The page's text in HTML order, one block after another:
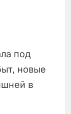
под
новые
в